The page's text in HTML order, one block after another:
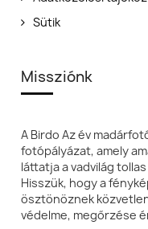
Sütik
Missziónk
A Birdo Az év
fotópályázat, amely
láttatja a vadvilág
Hisszük, hogy a
ösztönöznek
védelme, megőrzése